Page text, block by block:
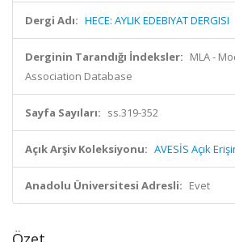
Dergi Adı: HECE: AYLIK EDEBIYAT DERGISI
Derginin Tarandığı İndeksler: MLA -
Association Database
Sayfa Sayıları: ss.319-352
Açık Arşiv Koleksiyonu: AVESİS Açık
Anadolu Üniversitesi Adresli: Evet